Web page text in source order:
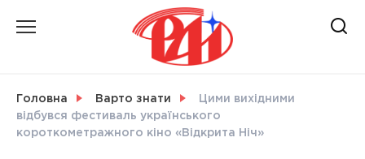
СВІТ
Головна Варто знати
Цими вихідними
відбувся фестиваль українського
короткометражного кіно «Відкрита Ніч»